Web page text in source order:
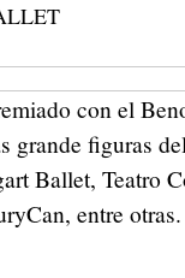
con el
grande figuras
Ballet, Teatro
entre otras.